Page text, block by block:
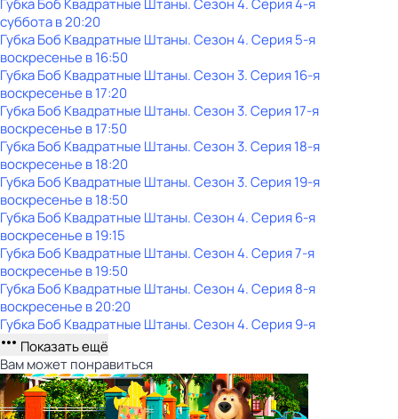
Губка Боб Квадратные Штаны. Сезон 4. Серия 4-я
субботав20:20
Губка Боб Квадратные Штаны. Сезон 4. Серия 5-я
воскресенье в16:50
Губка Боб Квадратные Штаны. Сезон 3. Серия 16-я
воскресенье в17:20
Губка Боб Квадратные Штаны. Сезон 3. Серия 17-я
воскресенье в17:50
Губка Боб Квадратные Штаны. Сезон 3. Серия 18-я
воскресенье в18:20
Губка Боб Квадратные Штаны. Сезон 3. Серия 19-я
воскресенье в18:50
Губка Боб Квадратные Штаны. Сезон 4. Серия 6-я
воскресенье в19:15
Губка Боб Квадратные Штаны. Сезон 4. Серия 7-я
воскресенье в19:50
Губка Боб Квадратные Штаны. Сезон 4. Серия 8-я
воскресенье в20:20
Губка Боб Квадратные Штаны. Сезон 4. Серия 9-я
Показать ещё
Вам может понравиться